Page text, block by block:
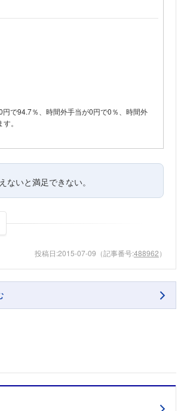
で94.7％、時間外手当が0円で0％、時間外
。
ないと満足できない。
投稿日:2015-07-09 （記事番号:488962）